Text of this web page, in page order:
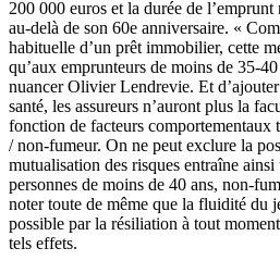
200 000 euros et la durée de l’emprunt
au-delà de son 60e anniversaire. «
habituelle d’un prêt immobilier, cette
qu’aux emprunteurs de moins de 35-
nuancer Olivier Lendrevie. Et
santé, les assureurs n’auront plus la
fonction de facteurs comportementaux
/ non-fumeur. On ne peut exclure la
mutualisation des risques entraîne
personnes de moins de 40 ans, non-
noter toute de même que la fluidité du
possible par la résiliation à tout
tels effets.